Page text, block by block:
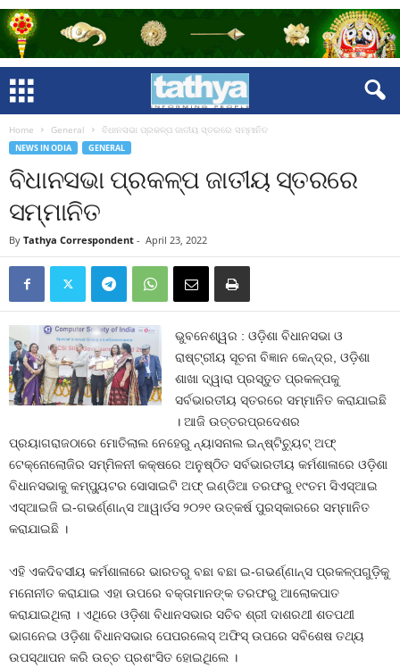
Home General ବିଧାନସଭା ପ୍ରକଳ୍ପ ଜାତୀୟ ସ୍ତରରେ ସମ୍ମାନିତ
NEWS IN ODIA GENERAL
ବିଧାନସଭା ପ୍ରକଳ୍ପ ଜାତୀୟ ସ୍ତରରେ
ସମ୍ମାନିତ
By Tathya Correspondent - April 23, 2022
ଭୁବନେଶ୍ୱର : ଓଡ଼ିଶା ବିଧାନସଭା ଓ
ରାଷ୍ଟ୍ରୀୟ ସୂଚନା ବିଜ୍ଞାନ କେନ୍ଦ୍ର, ଓଡ଼ିଶା
ଶାଖା ଦ୍ୱାରା ପ୍ରସ୍ତୁତ ପ୍ରକଳ୍ପକୁ
ସର୍ବଭାରତୀୟ ସ୍ତରରେ ସମ୍ମାନିତ କରାଯାଇଛି
। ଆଜି ଉତ୍ତରପ୍ରଦେଶର
ପ୍ରୟାଗରାଜଠାରେ ମୋତିଲାଲ ନେହେରୁ ନ୍ୟାସନାଲ ଇନ୍‌ଷ୍ଟିଚୁ୍ୟଟ୍‌ ଅଫ୍‌
ଟେକ୍‌ନୋଲୋଜିର ସମ୍ମିଳନୀ କକ୍ଷରେ ଅନୁଷ୍ଠିତ ସର୍ବଭାରତୀୟ କର୍ମଶାଳାରେ ଓଡ଼ିଶା
ବିଧାନସଭାକୁ କମ୍ପୁ୍ୟଟର ସୋସାଇଟି ଅଫ୍‌ ଇଣ୍ଡିଆ ତରଫରୁ ୧୯ତମ ସିଏସ୍‌ଆଇ
ଏସ୍‌ଆଇଜି ଇ-ଗଭର୍ଣ୍ଣାନ୍ସ ଆୱାର୍ଡସ ୨୦୨୧ ଉତ୍କର୍ଷ ପୁରସ୍କାରରେ ସମ୍ମାନିତ
କରାଯାଇଛି ।
ଏହି ଏକଦିବସୀୟ କର୍ମଶାଳାରେ ଭାରତରୁ ବଛା ବଛା ଇ-ଗଭର୍ଣ୍ଣାନ୍ସ ପ୍ରକଳ୍ପଗୁଡ଼ିକୁ
ମନୋନୀତ କରାଯାଇ ଏହା ଉପରେ ବକ୍ତାମାନଙ୍କ ତରଫରୁ ଆଲୋକପାତ
କରାଯାଇଥିଲା । ଏଥିରେ ଓଡ଼ିଶା ବିଧାନସଭାର ସଚିବ ଶ୍ରୀ ଦାଶରଥୀ ଶତପଥୀ
ଭାଗନେଇ ଓଡ଼ିଶା ବିଧାନସଭାର ପେପରଲେସ୍‌ ଅଫିସ୍‌ ଉପରେ ସବିଶେଷ ତଥ୍ୟ
ଉପସ୍ଥାପନ କରି ଉଚ୍ଚ ପ୍ରଶଂସିତ ହୋଇଥିଲେ ।